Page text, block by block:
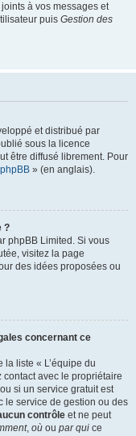
à vos messages et
puis Gestion des
et distribué par
sous la licence
être diffusé librement. Pour
» (en anglais).
?
phpBB Limited. Si vous
visitez la page
des idées proposées ou
concernant ce
la liste « L’équipe du
avec le propriétaire
si un service gratuit est
le service de gestion ou des
contrôle et ne peut
, où ou par qui ce